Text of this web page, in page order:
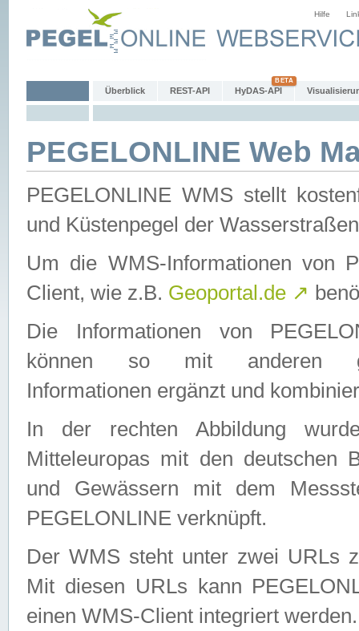
Hilfe
Überblick REST-API HyDAS-API
PEGELONLINE Web
PEGELONLINE WMS stellt
und Küstenpegel der
Um die WMS-Informationen von
Client, wie z.B. Geoportal.de ↗
Die Informationen von
können so mit anderen
Informationen ergänzt und
In der rechten Abbildung
Mitteleuropas mit den deutschen
und Gewässern mit dem
PEGELONLINE verknüpft.
Der WMS steht unter zwei URLs
Mit diesen URLs kann
einen WMS-Client integriert werden.